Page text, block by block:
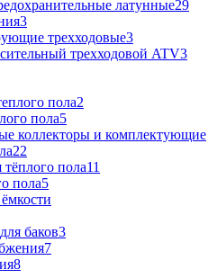
латунные29
3
трехходовые3
трехходовой ATV3
пола2
пола5
коллекторы и комплектующие
22
тёплого пола11
пола5
баков3
7
8